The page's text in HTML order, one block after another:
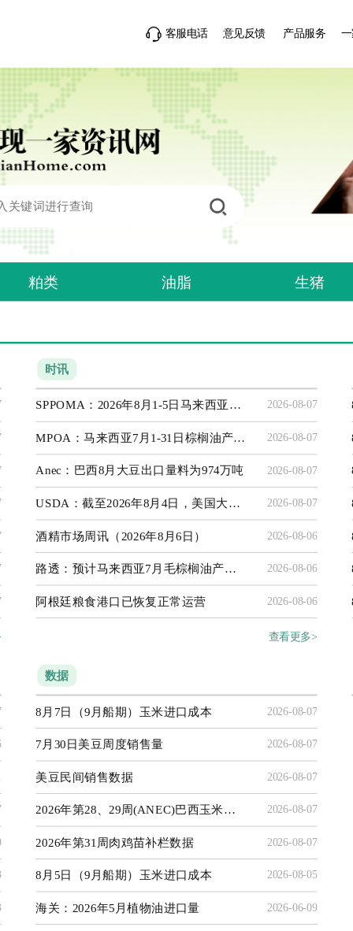
客服电话 意见反馈 产品服务
粕类 油脂 生猪
时讯
SPPOMA：2026年8月1-5日马来西亚棕榈油产量环比下降8.35% 2026-08-07
MPOA：马来西亚7月1-31日棕榈油产量预估增加7.54% 2026-08-07
Anec：巴西8月大豆出口量料为974万吨 2026-08-07
USDA：截至2026年8月4日，美国大豆产区干旱比例为26% 2026-08-07
酒精市场周讯（2026年8月6日） 2026-08-06
路透：预计马来西亚7月毛棕榈油产量为176万吨 2026-08-06
阿根廷粮食港口已恢复正常运营 2026-08-06
查看更多>
数据
8月7日（9月船期）玉米进口成本 2026-08-07
7月30日美豆周度销售量 2026-08-07
美豆民间销售数据 2026-08-07
2026年第28、29周(ANEC)巴西玉米出口数据 2026-08-07
2026年第31周肉鸡苗补栏数据 2026-08-07
8月5日（9月船期）玉米进口成本 2026-08-05
海关：2026年5月植物油进口量 2026-06-09